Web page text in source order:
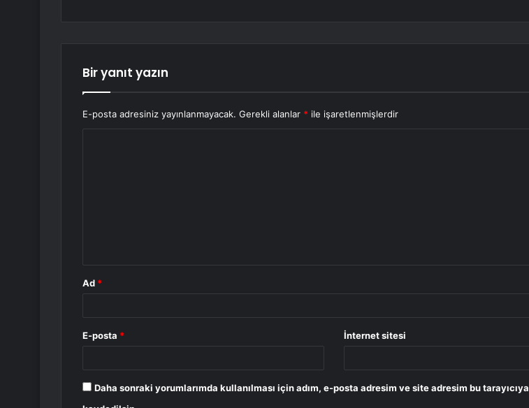
Bir yanıt yazın
E-posta adresiniz yayınlanmayacak. Gerekli alanlar * ile işaretlenmişlerdir
Ad *
E-posta * İnternet sitesi
Daha sonraki yorumlarımda kullanılması için adım, e-posta adresim ve site adresim bu tarayıcıya